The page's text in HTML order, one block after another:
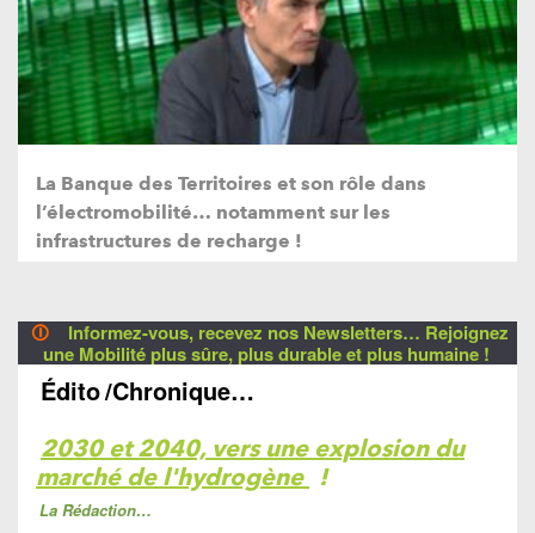
La Banque des Territoires et son rôle dans
l’électromobilité… notamment sur les
infrastructures de recharge !
🛈
Informez-vous, recevez nos Newsletters… Rejoignez
une Mobilité plus sûre, plus durable et plus humaine !
Édito/Chronique…
2030 et 2040, vers une explosion du
marché de l'hydrogène !
La Rédaction…